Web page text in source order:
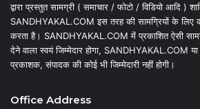
द्वारा प्रस्तुत सामग्री ( समाचार / फोटो / विडियो आदि )
SANDHYAKAL.COM इस तरह की सामग्रियों के लिए
करता है। SANDHYAKAL.COM में प्रकाशित ऐसी
देने वाला स्वयं जिम्मेदार होगा, SANDHYAKAL.COM
प्रकाशक, संपादक की कोई भी जिम्मेदारी नहीं होगी।
Office Address